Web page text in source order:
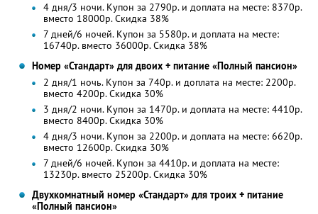
4 дня/3 ночи. Купон за 2790р. и доплата на месте: 8370р.
вместо 18000р. Скидка 38%
7 дней/6 ночей. Купон за 5580р. и доплата на месте:
16740р. вместо 36000р. Скидка 38%
Номер «Стандарт» для двоих + питание «Полный пансион»
2 дня/1 ночь. Купон за 740р. и доплата на месте: 2200р.
вместо 4200р.Скидка 30%
3 дня/2 ночи. Купон за 1470р. и доплата на месте: 4410р.
вместо 8400р.Скидка 30%
4 дня/3 ночи. Купон за 2200р. и доплата на месте: 6620р.
вместо 12600р. Скидка 30%
7 дней/6 ночей. Купон за 4410р. и доплата на месте:
13230р. вместо 25200р. Скидка 30%
Двухкомнатный номер «Стандарт» для троих + питание
«Полный пансион»